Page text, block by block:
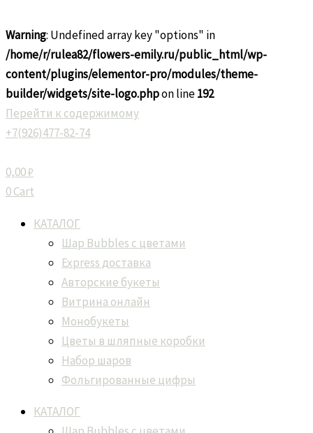
Warning: Undefined array key "options" in
/home/r/rulea82/flowers-emily.ru/public_html/wp-
content/plugins/elementor-pro/modules/theme-
builder/widgets/site-logo.phpon line192
Перейти к содержимому
+7(926)477-82-74
0,00₽
0Cart
КАТАЛОГ
Шар Bubbles с цветами
Express доставка
Авторские букеты
Витрина онлайн
Монобукеты
Цветы в шляпные коробки
Набор шаров
Фольгированные цифры
КАТАЛОГ